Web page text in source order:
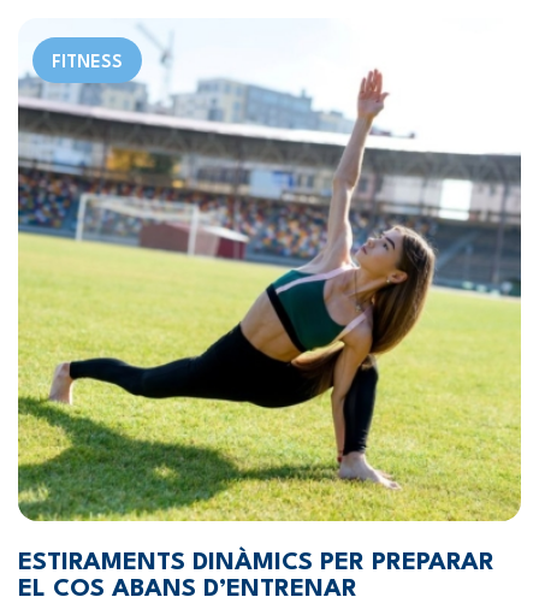
FITNESS
ESTIRAMENTS DINÀMICS PER PREPARAR
EL COS ABANS D’ENTRENAR